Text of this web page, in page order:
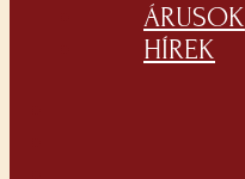
ÁRUSOK
HÍREK